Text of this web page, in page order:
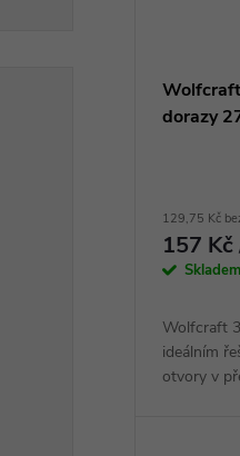
dorazy
129,75 Kč
157 Kč
Skladem
Wolfcraft
ideálním
otvory v
Sada